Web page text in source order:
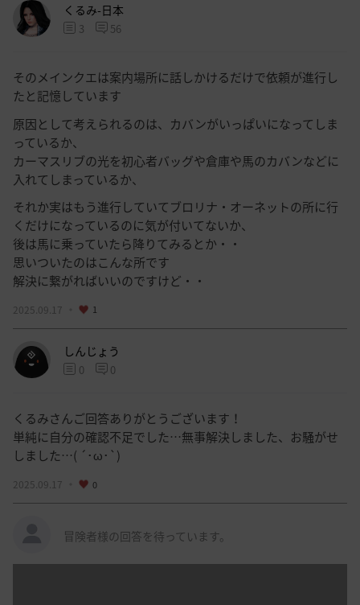
くるみ-日本
3 56
そのメインクエは案内場所に話しかけるだけで依頼が進行し
たと記憶しています
原因として考えられるのは、カバンがいっぱいになってしま
っているか、
カーマスリブの光を初心者バッグや倉庫や馬のカバンなどに
入れてしまっているか、
それか実はもう進行していてブロリナ・オーネットの所に行
くだけになっているのに気が付いてないか、
後は馬に乗っていたら降りてみるとか・・
思いついたのはこんな所です
解決に繋がればいいのですけど・・
2025.09.17 1
しんじょう
0 0
くるみさんご回答ありがとうございます！
単純に自分の確認不足でした…無事解決しました、お騒がせ
しました…( ´･ω･`)
2025.09.17 0
冒険者様の回答を待っています。
投